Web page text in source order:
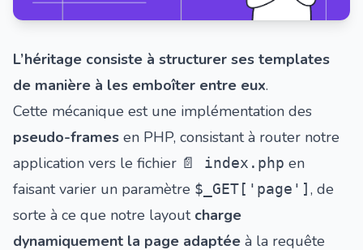
L’héritage consiste à structurer ses templates
de manière à les emboîter entre eux.
Cette mécanique est une implémentation des
pseudo-frames en PHP, consistant à router notre
application vers le fichier 📄 index.php en
faisant varier un paramètre $_GET['page'] , de
sorte à ce que notre layout charge
dynamiquement la page adaptée à la requête